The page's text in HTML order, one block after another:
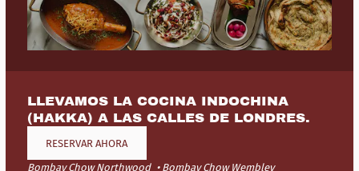
LLEVAMOS LA COCINA INDOCHINA
(HAKKA) A LAS CALLES DE LONDRES.
RESERVAR AHORA
Bombay Chow Northwood Bombay Chow Wembley